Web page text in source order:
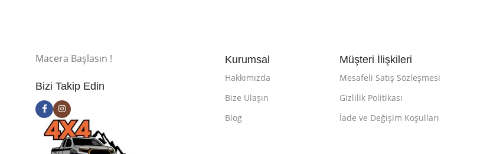
Macera Başlasın !
Bizi Takip Edin
Kurumsal
Hakkımızda
Bize Ulaşın
Blog
Müşteri İlişkileri
Mesafeli Satış Sözleşmesi
Gizlilik Politikası
İade ve Değişim Koşulları